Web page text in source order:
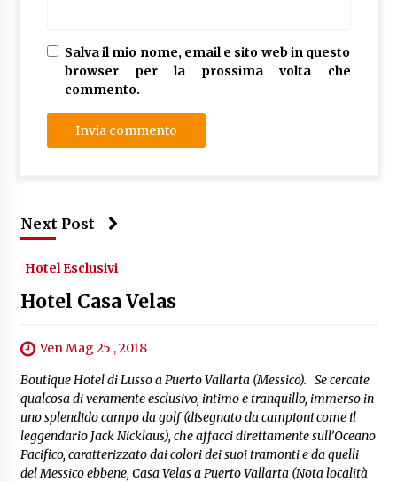
Salva il mio nome, email e sito web in questo
browser per la prossima volta che
commento.
Next Post
Hotel Esclusivi
Hotel Casa Velas
Ven Mag 25 , 2018
Boutique Hotel di Lusso a Puerto Vallarta (Messico). Se cercate
qualcosa di veramente esclusivo, intimo e tranquillo, immerso in
uno splendido campo da golf (disegnato da campioni come il
leggendario Jack Nicklaus), che affacci direttamente sull’Oceano
Pacifico, caratterizzato dai colori dei suoi tramonti e da quelli
del Messico ebbene, Casa Velas a Puerto Vallarta (Nota località